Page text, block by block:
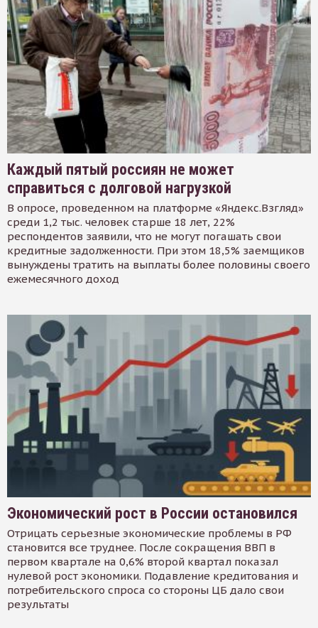
Каждый пятый россиян не может
справиться с долговой нагрузкой
В опросе, проведенном на платформе «Яндекс.Взгляд»
среди 1,2 тыс. человек старше 18 лет, 22%
респондентов заявили, что не могут погашать свои
кредитные задолженности. При этом 18,5% заемщиков
вынуждены тратить на выплаты более половины своего
ежемесячного доход
Экономический рост в России остановился
Отрицать серьезные экономические проблемы в РФ
становится все труднее. После сокращения ВВП в
первом квартале на 0,6% второй квартал показал
нулевой рост экономики. Подавление кредитования и
потребительского спроса со стороны ЦБ дало свои
результаты